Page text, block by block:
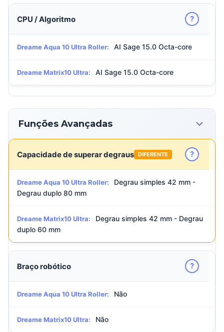
CPU / Algoritmo ?
Dreame Aqua 10 Ultra Roller: AI Sage 15.0 Octa-core
Dreame Matrix10 Ultra: AI Sage 15.0 Octa-core
Funções Avançadas
Capacidade de superar degraus DIFERENTE ?
Dreame Aqua 10 Ultra Roller:
Degrau simples 42 mm -
Degrau duplo 80 mm
Dreame Matrix10 Ultra:
Degrau simples 42 mm - Degrau
duplo 60 mm
Braço robótico ?
Dreame Aqua 10 Ultra Roller: Não
Dreame Matrix10 Ultra: Não